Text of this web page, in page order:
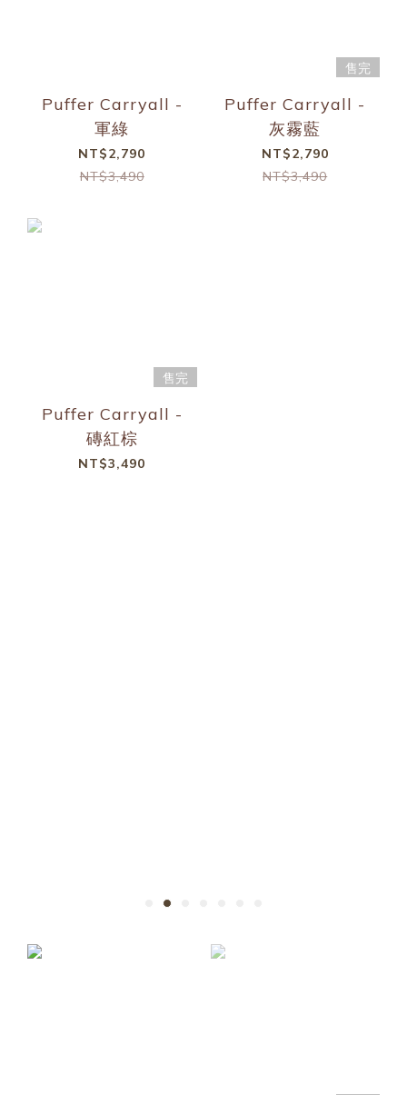
Puffer Carryall -
軍綠
NT$2,790
NT$3,490
售完
Puffer Carryall -
灰霧藍
NT$2,790
NT$3,490
售完
Puffer Carryall -
磚紅棕
NT$3,490